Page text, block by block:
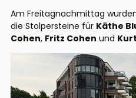
Am Freitagnachmittag
die Stolpersteine für Käthe
Cohen, Fritz Cohen und